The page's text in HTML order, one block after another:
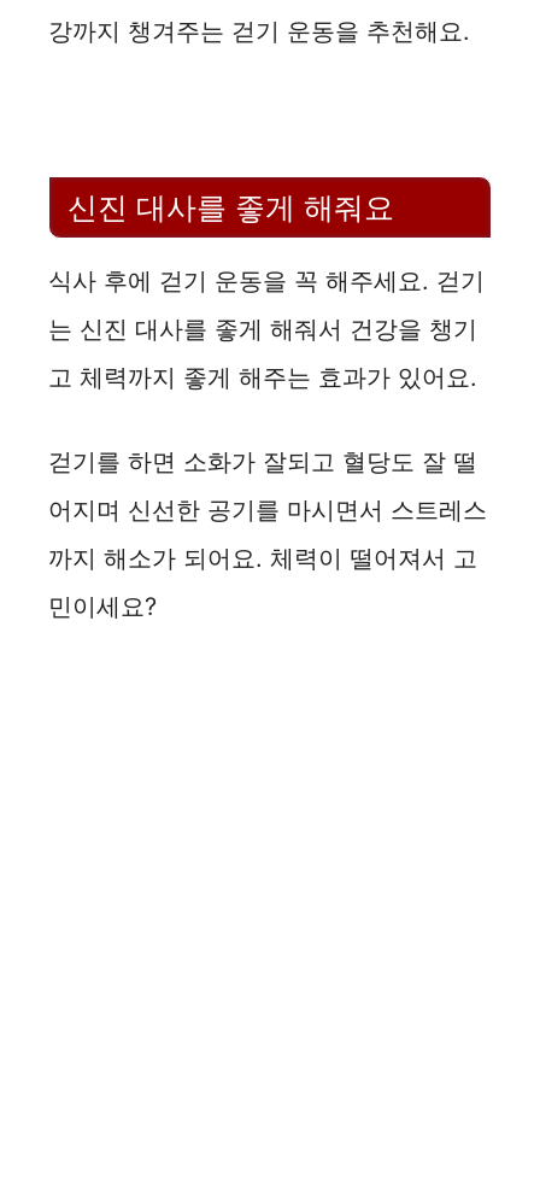
강까지 챙겨주는 걷기 운동을 추천해요.
신진 대사를 좋게 해줘요
식사 후에 걷기 운동을 꼭 해주세요. 걷기
는 신진 대사를 좋게 해줘서 건강을 챙기
고 체력까지 좋게 해주는 효과가 있어요.
걷기를 하면 소화가 잘되고 혈당도 잘 떨
어지며 신선한 공기를 마시면서 스트레스
까지 해소가 되어요. 체력이 떨어져서 고
민이세요?